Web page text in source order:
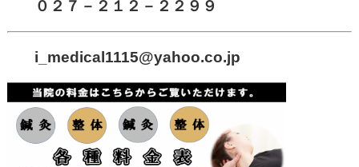
０２７－２１２－２２９９
i_medical1115@yahoo.co.jp